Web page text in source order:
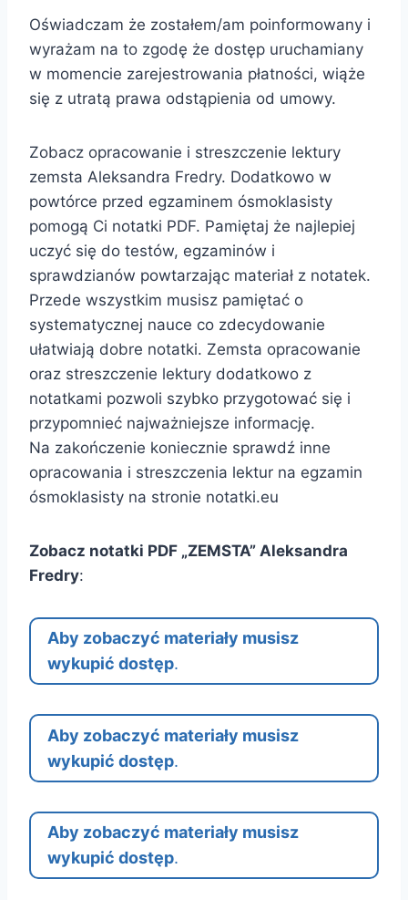
Oświadczam że zostałem/am poinformowany i
wyrażam na to zgodę że dostęp uruchamiany
w momencie zarejestrowania płatności, wiąże
się z utratą prawa odstąpienia od umowy.
Zobacz opracowanie i streszczenie lektury
zemsta Aleksandra Fredry. Dodatkowo w
powtórce przed egzaminem ósmoklasisty
pomogą Ci notatki PDF. Pamiętaj że najlepiej
uczyć się do testów, egzaminów i
sprawdzianów powtarzając materiał z notatek.
Przede wszystkim musisz pamiętać o
systematycznej nauce co zdecydowanie
ułatwiają dobre notatki. Zemsta opracowanie
oraz streszczenie lektury dodatkowo z
notatkami pozwoli szybko przygotować się i
przypomnieć najważniejsze informację.
Na zakończenie koniecznie sprawdź inne
opracowania i streszczenia lektur na egzamin
ósmoklasisty na stronie notatki.eu
Zobacz notatki PDF „ZEMSTA” Aleksandra
Fredry:
Aby zobaczyć materiały musisz
wykupić dostęp.
Aby zobaczyć materiały musisz
wykupić dostęp.
Aby zobaczyć materiały musisz
wykupić dostęp.